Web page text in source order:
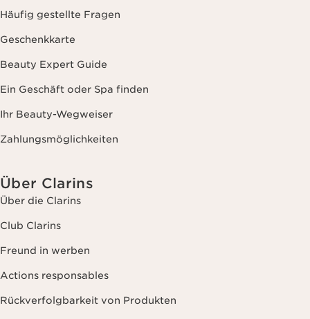
Häufig gestellte Fragen
Geschenkkarte
Beauty Expert Guide
Ein Geschäft oder Spa finden
Ihr Beauty-Wegweiser
Zahlungsmöglichkeiten
Über Clarins
Über die Clarins
Club Clarins
Freund in werben
Actions responsables
Rückverfolgbarkeit von Produkten